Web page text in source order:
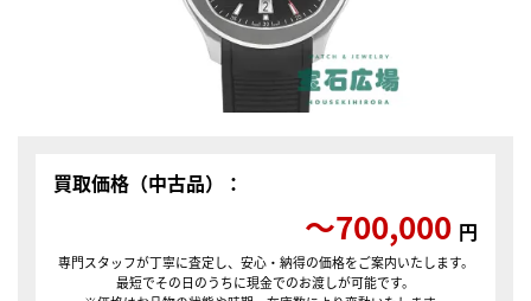
買取価格（中古品）：
〜700,000 円
専門スタッフが丁寧に査定し、安心・納得の価格をご案内いたします。
最短でその日のうちに現金でのお渡しが可能です。